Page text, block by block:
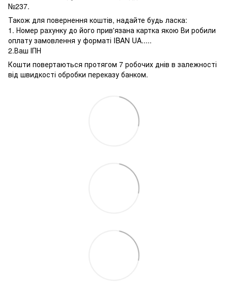
№237.
Також для повернення коштів, надайте будь ласка:
1. Номер рахунку до його прив'язана картка якою Ви робили
оплату замовлення у форматі IBAN UA.....
2.Ваш ІПН
Кошти повертаються протягом 7 робочих днів в залежності
від швидкості обробки переказу банком.